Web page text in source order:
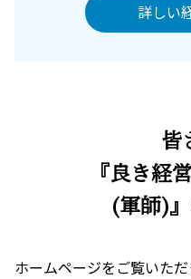
詳しい
皆
『良き経
(軍師)
ホームページをご覧いた